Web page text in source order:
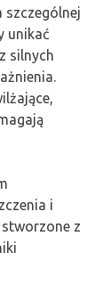
szczególnej
unikać
silnych
i
z